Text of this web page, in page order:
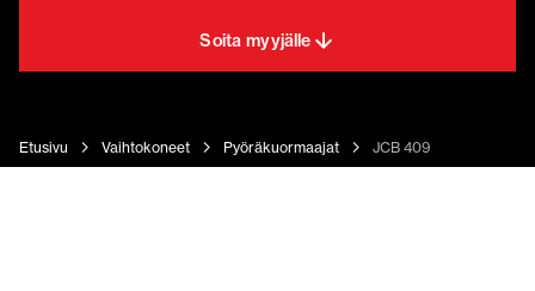
Soita myyjälle
Etusivu Vaihtokoneet Pyöräkuormaajat JCB 409